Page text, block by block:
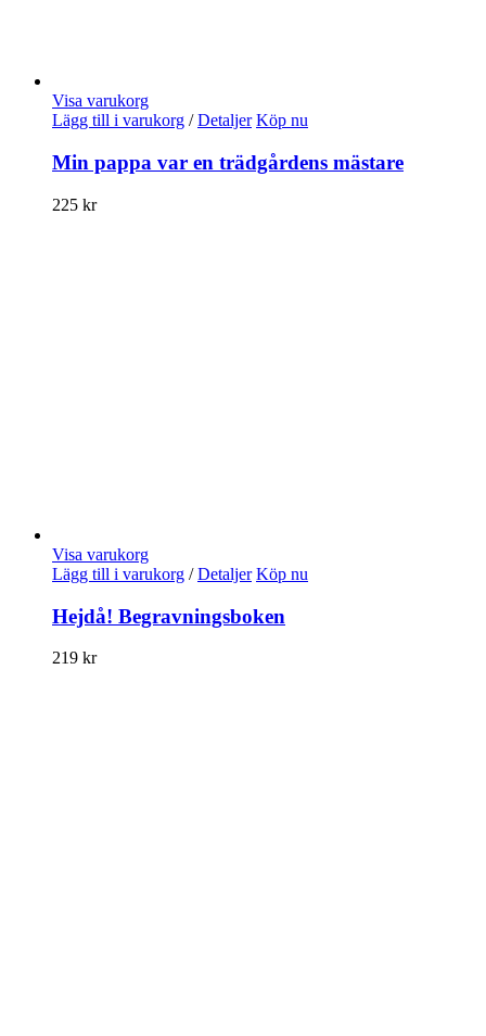
Visa varukorg
Lägg till i varukorg / Detaljer Köp nu
Min pappa var en trädgårdens mästare
225 kr
Visa varukorg
Lägg till i varukorg / Detaljer Köp nu
Hejdå! Begravningsboken
219 kr